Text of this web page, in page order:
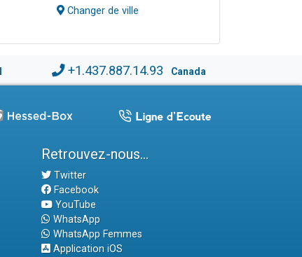
Changer de ville
+1.437.887.14.93 Canada
Retrouvez-nous...
Twitter
Facebook
YouTube
WhatsApp
WhatsApp Femmes
Application iOS